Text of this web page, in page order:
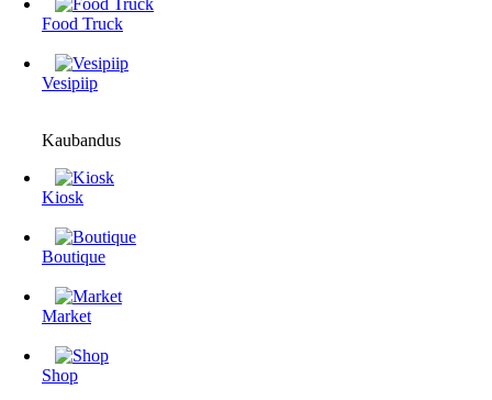
Food Truck
Vesipiip
Kaubandus
Kiosk
Boutique
Market
Shop